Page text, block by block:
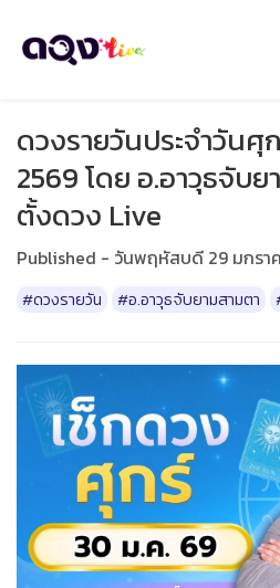
ดวงรายวันประจำวัน
2569 โดย อ.อาวุธจับ
ตั้งดวง Live
Published - วันพฤหัสบดี 29 มกรา
#ดวงรายวัน #อ.อาวุธจับยามสามตา